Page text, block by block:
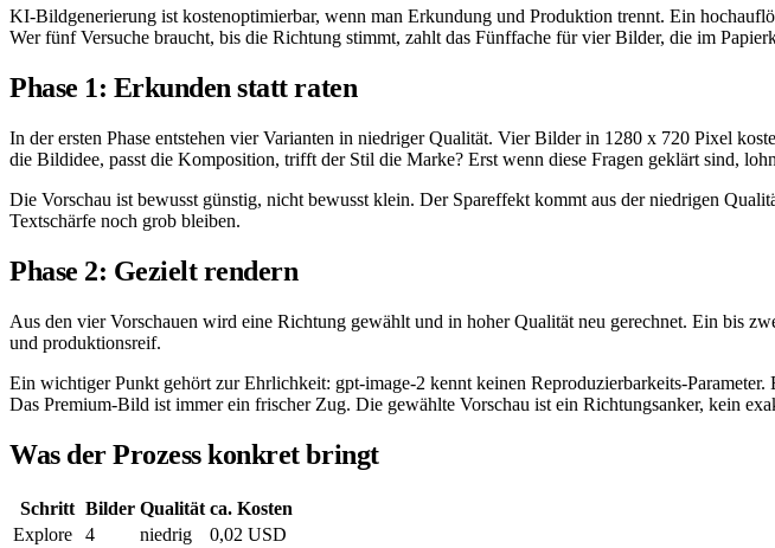
KI-Bildgenerierung ist kostenoptimierbar, wenn man Erkundung und Produktion trennt. Ein
Wer fünf Versuche braucht, bis die Richtung stimmt, zahlt das Fünffache für vier Bilder, die im
Phase 1: Erkunden statt raten
In der ersten Phase entstehen vier Varianten in niedriger Qualität. Vier Bilder in 1280 x 720 Pixel
die Bildidee, passt die Komposition, trifft der Stil die Marke? Erst wenn diese Fragen geklärt sind,
Die Vorschau ist bewusst günstig, nicht bewusst klein. Der Spareffekt kommt aus der niedrigen
Textschärfe noch grob bleiben.
Phase 2: Gezielt rendern
Aus den vier Vorschauen wird eine Richtung gewählt und in hoher Qualität neu gerechnet. Ein bis
und produktionsreif.
Ein wichtiger Punkt gehört zur Ehrlichkeit: gpt-image-2 kennt keinen Reproduzierbarkeits-
Das Premium-Bild ist immer ein frischer Zug. Die gewählte Vorschau ist ein Richtungsanker, kein
Was der Prozess konkret bringt
Schritt Bilder Qualität ca. Kosten
Explore
4 niedrig
0,02 USD